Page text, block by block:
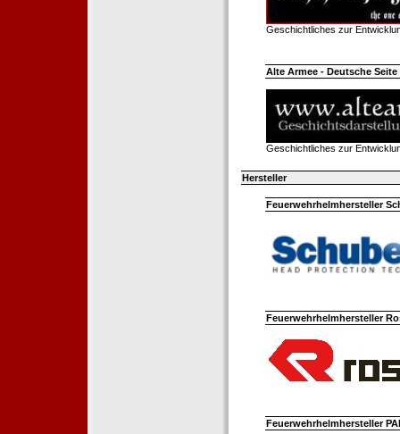
Geschichtliches zur
Alte Armee - Deutsche Seite
Geschichtliches zur
Hersteller
Feuerwehrhelmhersteller
Feuerwehrhelmhersteller
Feuerwehrhelmhersteller